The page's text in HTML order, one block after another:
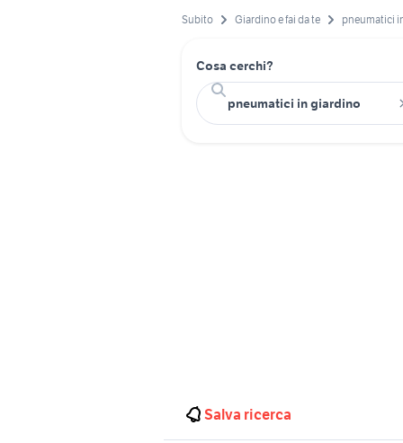
Subito Giardino e fai da te pneumatici
Cosa cerchi?
Salva ricerca